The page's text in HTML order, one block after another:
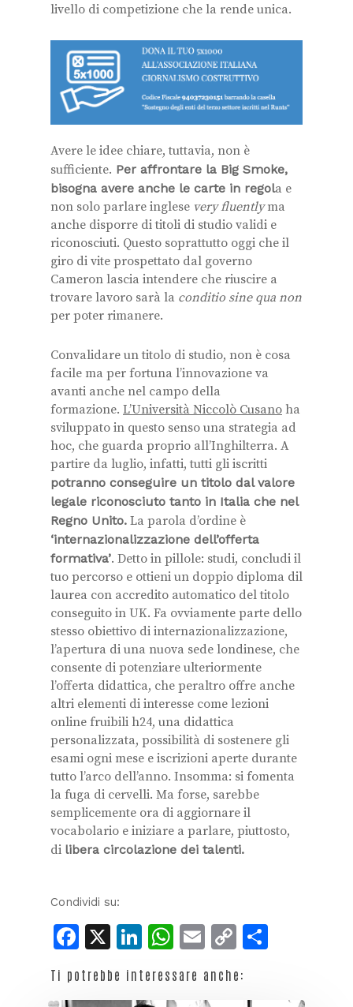
livello di competizione che la rende unica.
Avere le idee chiare, tuttavia, non è
sufficiente. Per affrontare la Big Smoke,
bisogna avere anche le carte in regola e
non solo parlare inglese very fluentlyma
anche disporre di titoli di studio validi e
riconosciuti. Questo soprattutto oggi che il
giro di vite prospettato dal governo
Cameron lascia intendere che riuscire a
trovare lavoro sarà la conditio sine qua non
per poter rimanere.
Convalidare un titolo di studio, non è cosa
facile ma per fortuna l’innovazione va
avanti anche nel campo della
formazione. L’Università Niccolò Cusano ha
sviluppato in questo senso una strategia ad
hoc, che guarda proprio all’Inghilterra. A
partire da luglio, infatti, tutti gli iscritti
potranno conseguire un titolo dal valore
legale riconosciuto tanto in Italia che nel
Regno Unito. La parola d’ordine è
‘internazionalizzazione dell’offerta
formativa’. Detto in pillole: studi, concludi il
tuo percorso e ottieni un doppio diploma dil
laurea con accredito automatico del titolo
conseguito in UK. Fa ovviamente parte dello
stesso obiettivo di internazionalizzazione,
l’apertura di una nuova sede londinese, che
consente di potenziare ulteriormente
l’offerta didattica, che peraltro offre anche
altri elementi di interesse come lezioni
online fruibili h24, una didattica
personalizzata, possibilità di sostenere gli
esami ogni mese e iscrizioni aperte durante
tutto l’arco dell’anno. Insomma: si fomenta
la fuga di cervelli. Ma forse, sarebbe
semplicemente ora di aggiornare il
vocabolario e iniziare a parlare, piuttosto,
di libera circolazione dei talenti.
Condividi su:
Facebook
X LinkedIn
WhatsApp
Email
Copy
Ti potrebbe interessare anche: